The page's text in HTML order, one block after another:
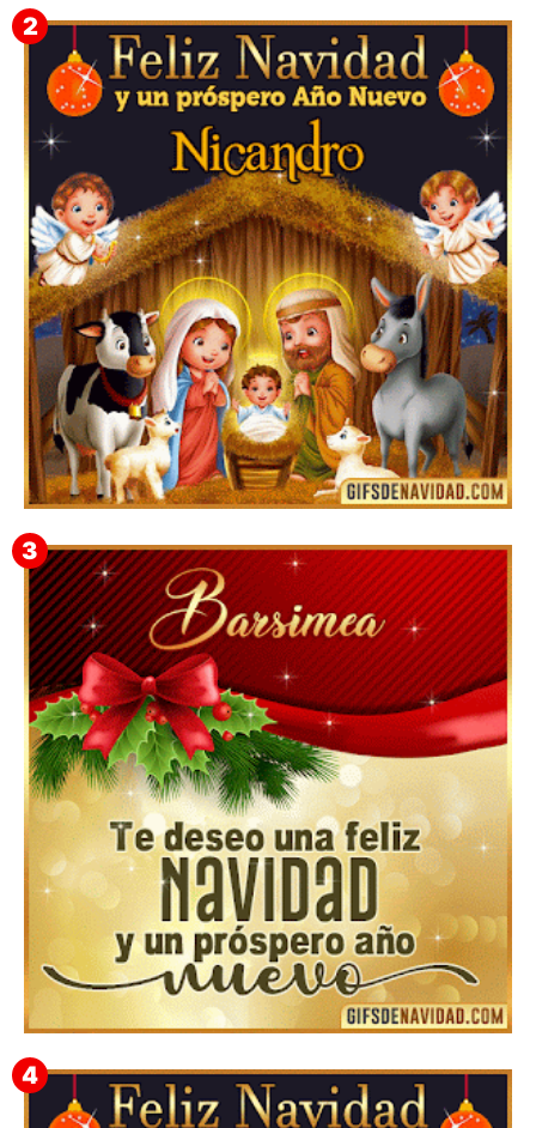
▷GIF de Feliz Navidad 2025【❤️】
Feliz Navidad y próspero Año Nuevo Nicandro